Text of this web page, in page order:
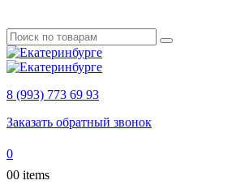
8 (993) 773 69 93
Заказать обратный звонок
0
00 items